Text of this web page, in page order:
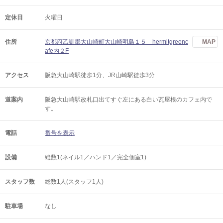
定休日 火曜日
住所
京都府乙訓郡大山崎町大山崎明島１５ hermitgreenc
afe内２F
MAP
アクセス 阪急大山崎駅徒歩1分、JR山崎駅徒歩3分
道案内
阪急大山崎駅改札口出てすぐ左にある白い瓦屋根のカフェ内で
す。
電話 番号を表示
設備 総数1(ネイル1／ハンド1／完全個室1)
スタッフ数 総数1人(スタッフ1人)
駐車場 なし